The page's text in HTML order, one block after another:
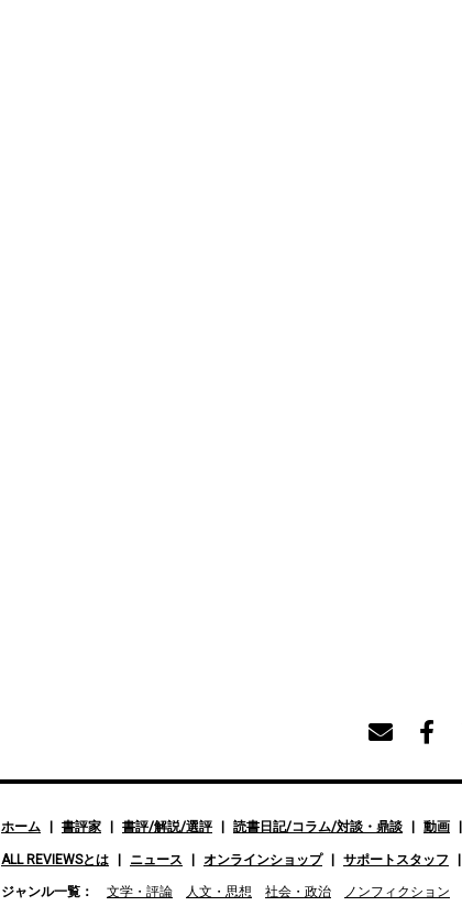
ホーム 書評家 書評/解説/選評 読書日記/コラム/対談・鼎談 動画
ALL REVIEWSとは ニュース オンラインショップ サポートスタッフ
ジャンル一覧： 文学・評論 人文・思想 社会・政治 ノンフィクション